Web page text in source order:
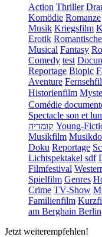
Action Thriller
Komödie Romanze
Musik Kriegsfilm
Erotik
Musical Fantasy
Comedy test
Reportage Biopic
Aventure
Historienfilm
Comédie
Spectacle son et
קומדיה Young-
Musikfilm
Doku Reportage
Lichtspektakel sdf
Filmfestival
Spielfilm Genres
Crime TV-Show
Familienfilm
am Berghain Berlin
Jetzt weiterempfehlen!